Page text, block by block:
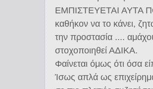
ΕΜΠΙΣΤΕΥΕΤΑΙ ΑΥΤΑ
καθήκον να το κάνει,
την προστασία ....
στοχοποιηθεί ΑΔΙΚΑ.
Φαίνεται όμως ότι όσα
Ίσως απλά ως